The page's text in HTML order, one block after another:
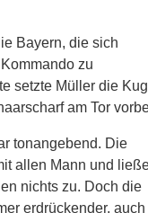
Bayern, die sich
zu
setzte Müller die
am Tor
tonangebend. Die
allen Mann und
nichts zu. Doch die
erdrückender, auch